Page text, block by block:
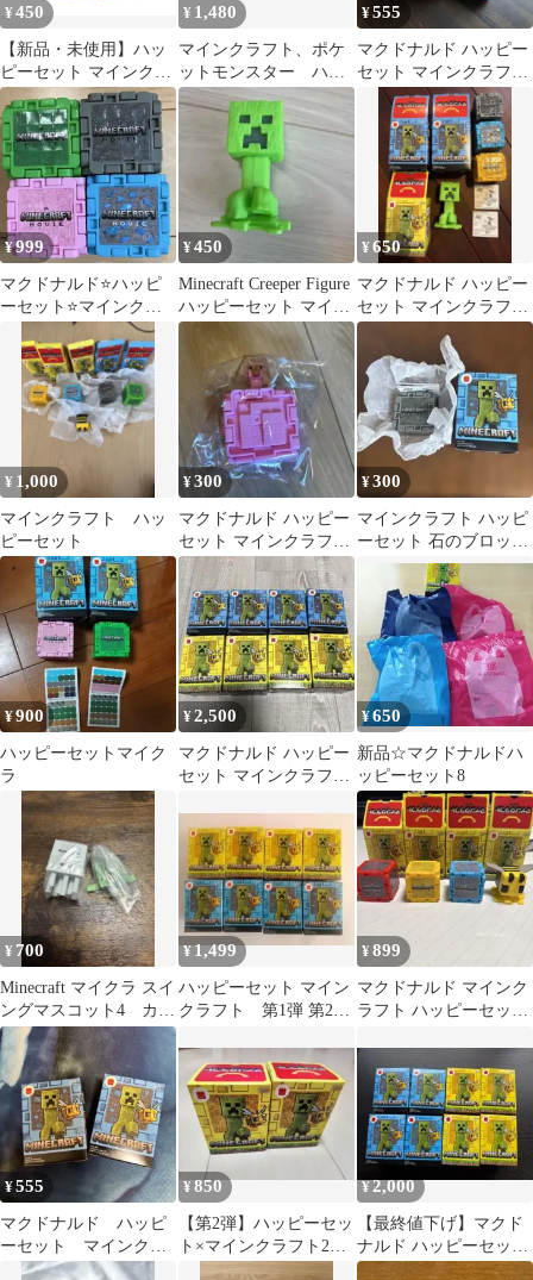
¥450
【新品・未使用】ハッ
ピーセット マインクラ
フト ハチ
¥ 1,480
マインクラフト、ポケ
ットモンスター ハッ
ピーセット６体 箱付
¥555
マクドナルド ハッピー
セット マインクラフト
ザ・ムービー
¥999
マクドナルド⭐️ハッピ
ーセット⭐️マインクラ
フト⭐️4個セット
¥450
Minecraft Creeper Figure
ハッピーセット マイン
クラフト
¥650
マクドナルド ハッピー
セット マインクラフト
おもちゃ
¥ 1,000
マインクラフト ハッ
ピーセット
¥300
マクドナルド ハッピー
セット マインクラフト
ヒツジ
¥300
マインクラフト ハッピ
ーセット 石のブロック
とギャレット マイクラ
¥900
ハッピーセットマイク
ラ
¥2,500
マクドナルド ハッピー
セット マインクラフト
¥650
新品☆マクドナルドハ
ッピーセット8
¥ 700
Minecraft マイクラ スイ
ングマスコット4 カメ
ハッピーガスト
¥1,499
ハッピーセット マイン
クラフト 第1弾 第2弾
ット
¥899
マクドナルド マインク
ラフト ハッピーセット
¥555
マクドナルド ハッピ
ーセット マインクラ
フト２種
¥850
【第2弾】ハッピーセッ
ト×マインクラフト2個
¥2,000
【最終値下げ】マクド
ナルド ハッピーセット
マインクラフト 8個フ